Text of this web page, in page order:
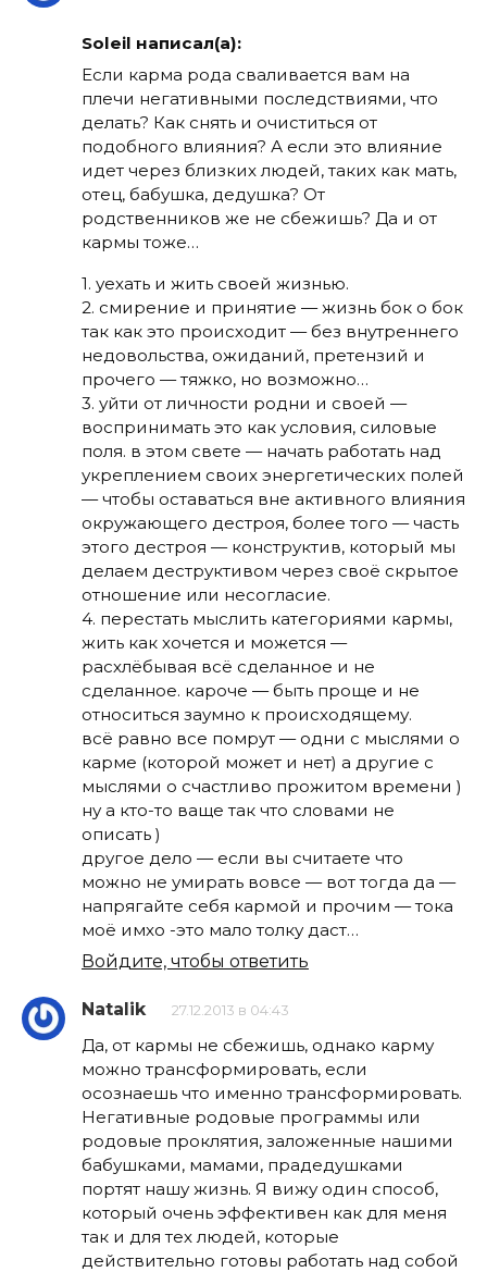
Soleil написал(а):
Если карма рода сваливается вам на
плечи негативными последствиями, что
делать? Как снять и очиститься от
подобного влияния? А если это влияние
идет через близких людей, таких как мать,
отец, бабушка, дедушка? От
родственников же не сбежишь? Да и от
кармы тоже…
1. уехать и жить своей жизнью.
2. смирение и принятие — жизнь бок о бок
так как это происходит — без внутреннего
недовольства, ожиданий, претензий и
прочего — тяжко, но возможно…
3. уйти от личности родни и своей —
воспринимать это как условия, силовые
поля. в этом свете — начать работать над
укреплением своих энергетических полей
— чтобы оставаться вне активного влияния
окружающего дестроя, более того — часть
этого дестроя — конструктив, который мы
делаем деструктивом через своё скрытое
отношение или несогласие.
4. перестать мыслить категориями кармы,
жить как хочется и можется —
расхлёбывая всё сделанное и не
сделанное. кароче — быть проще и не
относиться заумно к происходящему.
всё равно все помрут — одни с мыслями о
карме (которой может и нет) а другие с
мыслями о счастливо прожитом времени )
ну а кто-то ваще так что словами не
описать )
другое дело — если вы считаете что
можно не умирать вовсе — вот тогда да —
напрягайте себя кармой и прочим — тока
моё имхо -это мало толку даст…
Войдите, чтобы ответить
Natalik 27.12.2013 в 04:43
Да, от кармы не сбежишь, однако карму
можно трансформировать, если
осознаешь что именно трансформировать.
Негативные родовые программы или
родовые проклятия, заложенные нашими
бабушками, мамами, прадедушками
портят нашу жизнь. Я вижу один способ,
который очень эффективен как для меня
так и для тех людей, которые
действительно готовы работать над собой